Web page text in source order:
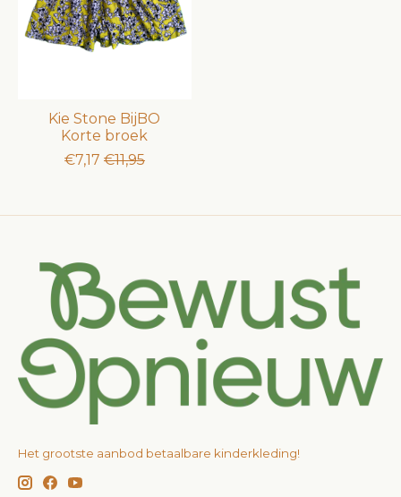
Kie Stone BijBO
Korte broek
€7,17 €11,95
Het grootste aanbod betaalbare kinderkleding!